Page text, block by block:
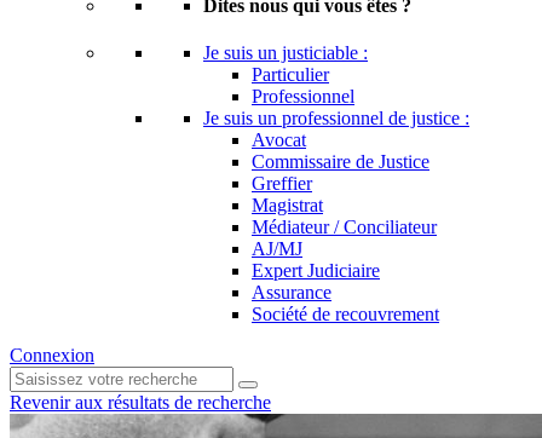
Dites nous qui vous êtes ?
Je suis un justiciable :
Particulier
Professionnel
Je suis un professionnel de justice :
Avocat
Commissaire de Justice
Greffier
Magistrat
Médiateur / Conciliateur
AJ/MJ
Expert Judiciaire
Assurance
Société de recouvrement
Connexion
Revenir aux résultats de recherche